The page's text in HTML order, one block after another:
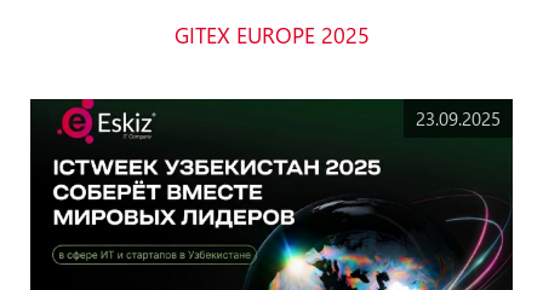
GITEX EUROPE 2025
23.09.2025